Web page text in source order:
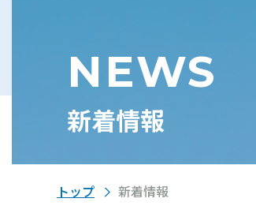
NEWS
新着情報
トップ 新着情報